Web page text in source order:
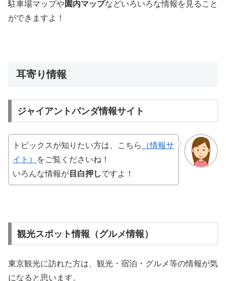
駐車場マップや園内マップなどいろいろな情報を見ること
ができますよ！
耳寄り情報
ジャイアントパンダ情報サイト
トピックスが知りたい方は、こちら
（情報サ
イト）
をご覧くださいね！
いろんな情報が 目白押しですよ！
観光スポット情報（グルメ情報）
東京観光に訪れた方は、観光・宿泊・グルメ等の情報が気
になると思います。